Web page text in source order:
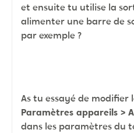
et ensuite tu utilise la
alimenter une barre de
par exemple ?
As tu essayé de modifier
Paramètres appareils >
dans les paramètres du